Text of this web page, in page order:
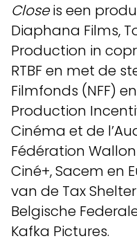
Closeis een
Diaphana Films,
Production in
RTBF en met de
Filmfonds (NFF)
Production
Cinéma et de
Fédération
Ciné+, Sacem en
van de Tax
Belgische
Kafka Pictures.